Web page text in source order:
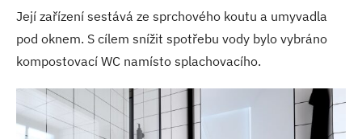
Její zařízení sestává ze sprchového koutu a umyvadla
pod oknem. S cílem snížit spotřebu vody bylo vybráno
kompostovací WC namísto splachovacího.